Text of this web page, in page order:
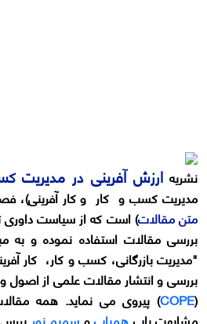
نشریه ارزش آفرینی در مدیریت
مدیریت کسب و کار و کار آفرینی)،
متن مقالات) است که از سیاست
بررسی مقالات استفاده نموده و
"مدیریت بازرگانی، کسب و کار، کار
بررسی و انتشار مقالات علمی از اصول
(
COPE) پیروی می نماید. همه